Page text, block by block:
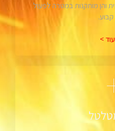
והן מותקנות במטרה לפעול
קבוע.
>